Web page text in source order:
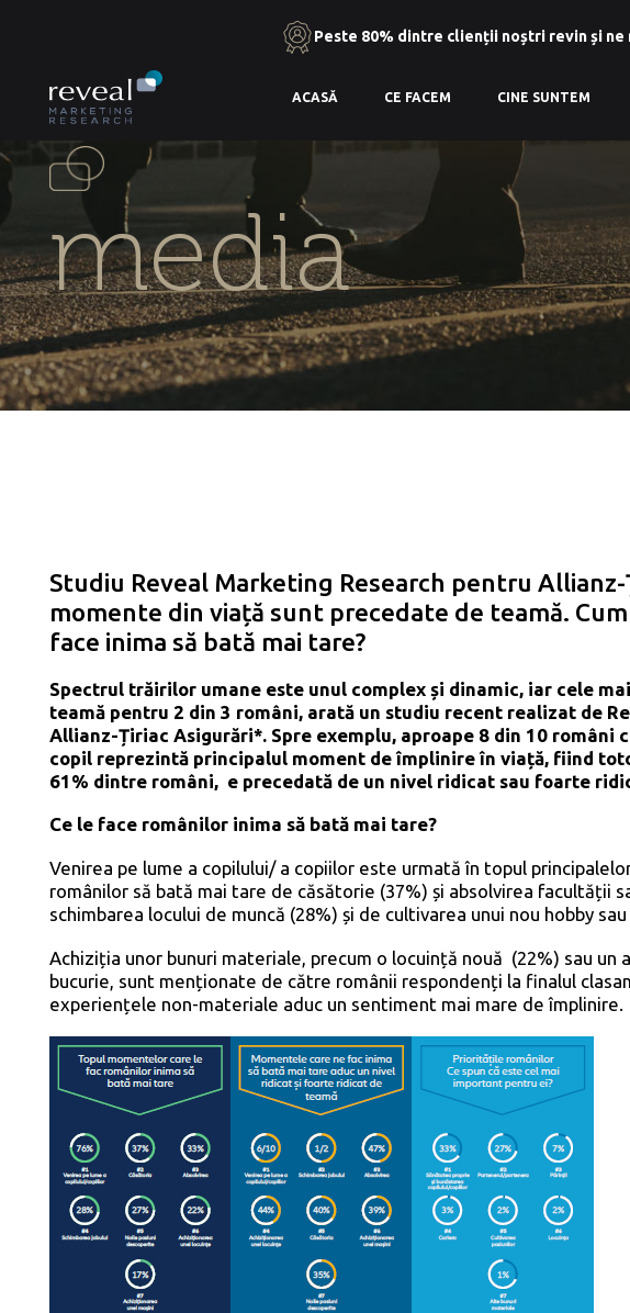
content
Peste 80% dintre clienții noștri revin și ne
ACASĂ CE FACEM CINE SUNTEM
media
Studiu Reveal Marketing Research pentru
momente din viață sunt precedate de teamă.
face inima să bată mai tare?
Spectrul trăirilor umane este unul complex și dinamic, iar cele
teamă pentru 2 din 3 români, arată un studiu recent realizat de
Allianz-Țiriac Asigurări*. Spre exemplu, aproape 8 din 10 români
copil reprezintă principalul moment de împlinire în viață, fiind
61% dintre români, e precedată de un nivel ridicat sau foarte
Ce le face românilor inima să bată mai tare?
Venirea pe lume a copilului/ a copiilor este urmată în topul
românilor să bată mai tare de căsătorie (37%) și absolvirea facultății
schimbarea locului de muncă (28%) și de cultivarea unui nou hobby
Achiziția unor bunuri materiale, precum o locuință nouă (22%) sau un
bucurie, sunt menționate de către românii respondenți la finalul
experiențele non-materiale aduc un sentiment mai mare de împlinire.